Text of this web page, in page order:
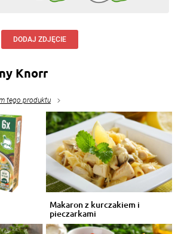
DODAJ ZDJĘCIE
Knorr
tego produktu
Makaron z kurczakiem i
pieczarkami